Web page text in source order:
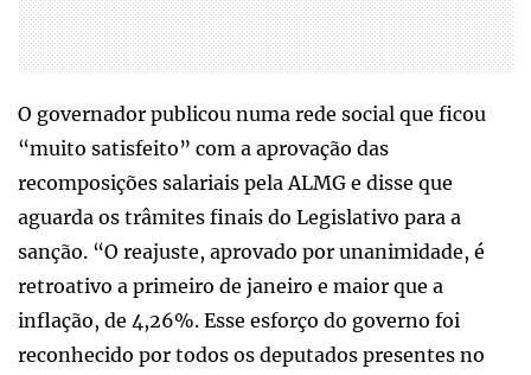
O governador publicou numa rede social que ficou
“muito satisfeito” com a aprovação das
recomposições salariais pela ALMG e disse que
aguarda os trâmites finais do Legislativo para a
sanção. “O reajuste, aprovado por unanimidade, é
retroativo a primeiro de janeiro e maior que a
inflação, de 4,26%. Esse esforço do governo foi
reconhecido por todos os deputados presentes no